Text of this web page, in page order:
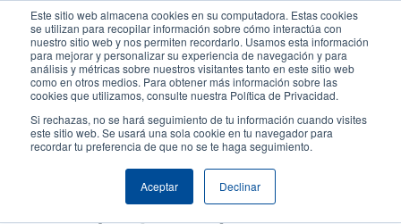
Este sitio web almacena cookies en su computadora. Estas cookies
se utilizan para recopilar información sobre cómo interactúa con
nuestro sitio web y nos permiten recordarlo. Usamos esta información
para mejorar y personalizar su experiencia de navegación y para
análisis y métricas sobre nuestros visitantes tanto en este sitio web
como en otros medios. Para obtener más información sobre las
cookies que utilizamos, consulte nuestra Política de Privacidad.
Si rechazas, no se hará seguimiento de tu información cuando visites
este sitio web. Se usará una sola cookie en tu navegador para
recordar tu preferencia de que no se te haga seguimiento.
Aceptar Declinar
contenido
principal
User
account
menu
User
Header
Selector de productos Soporte Técnico
Cargador de batería de 1